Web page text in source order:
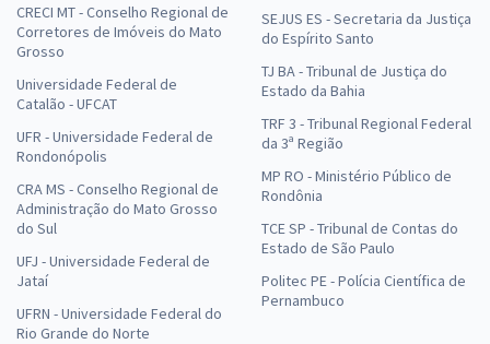
CRECI MT - Conselho Regional de
Corretores de Imóveis do Mato
Grosso
Universidade Federal de
Catalão - UFCAT
UFR - Universidade Federal de
Rondonópolis
CRA MS - Conselho Regional de
Administração do Mato Grosso
do Sul
UFJ - Universidade Federal de
Jataí
UFRN - Universidade Federal do
Rio Grande do Norte
SEJUS ES - Secretaria da Justiça
do Espírito Santo
TJ BA - Tribunal de Justiça do
Estado da Bahia
TRF 3 - Tribunal Regional Federal
da 3ª Região
MP RO - Ministério Público de
Rondônia
TCE SP - Tribunal de Contas do
Estado de São Paulo
Politec PE - Polícia Científica de
Pernambuco